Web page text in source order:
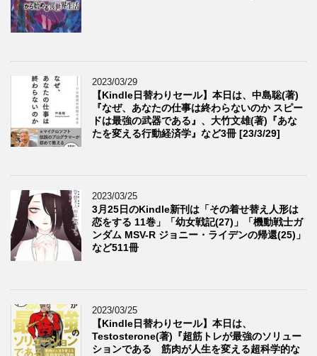
2023/03/29
【Kindle日替わりセール】本日は、中島聡(著)
『なぜ、あなたの仕事は終わらないのか スピー
ドは最強の武器である』、大竹文雄(著)『あな
たを変える行動経済学』など3冊 [23/3/29]
2023/03/25
3月25日のKindle新刊は「その着せ替え人形は
恋をする 11巻」「幼女戦記(27)」「機動戦士ガ
ンダム MSV-R ジョニー・ライデンの帰還(25)」
など511冊
2023/03/25
【Kindle日替わりセール】本日は、
Testosterone(著)『超筋トレが最強のソリュー
ションである 筋肉が人生を変える超科学的な